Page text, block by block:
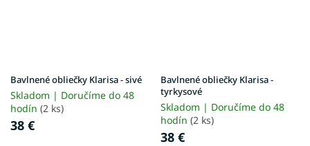
Bavlnené obliečky Klarisa - sivé
Skladom | Doručíme do 48
hodín (2 ks)
38 €
Bavlnené obliečky Klarisa -
tyrkysové
Skladom | Doručíme do 48
hodín (2 ks)
38 €